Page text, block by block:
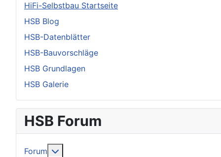
HiFi-Selbstbau Startseite
HSB Blog
HSB-Datenblätter
HSB-Bauvorschläge
HSB Grundlagen
HSB Galerie
HSB Forum
Forum